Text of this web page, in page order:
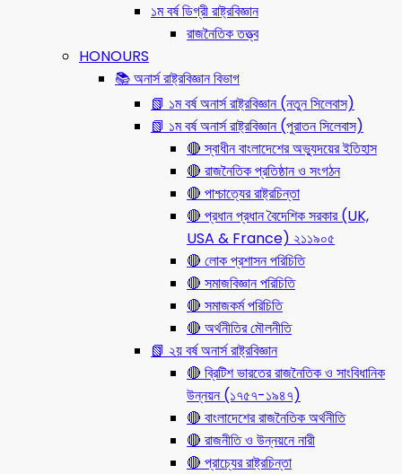
১ম বর্ষ ডিগ্রী রাষ্ট্রবিজ্ঞান
রাজনৈতিক তত্ত্ব
HONOURS
📚 অনার্স রাষ্ট্রবিজ্ঞান বিভাগ
📗 ১ম বর্ষ অনার্স রাষ্ট্রবিজ্ঞান (নতুন সিলেবাস)
📗 ১ম বর্ষ অনার্স রাষ্ট্রবিজ্ঞান (পুরাতন সিলেবাস)
🔴 স্বাধীন বাংলাদেশের অভ্যুদয়ের ইতিহাস
🔴 রাজনৈতিক প্রতিষ্ঠান ও সংগঠন
🔴 পাশ্চাত্যের রাষ্ট্রচিন্তা
🔴 প্রধান প্রধান বৈদেশিক সরকার (UK,
USA & France) ২১১৯০৫
🔴 লোক প্রশাসন পরিচিতি
🔴 সমাজবিজ্ঞান পরিচিতি
🔴 সমাজকর্ম পরিচিতি
🔴 অর্থনীতির মৌলনীতি
📗 ২য় বর্ষ অনার্স রাষ্ট্রবিজ্ঞান
🔴 ব্রিটিশ ভারতের রাজনৈতিক ও সাংবিধানিক
উন্নয়ন (১৭৫৭-১৯৪৭)
🔴 বাংলাদেশের রাজনৈতিক অর্থনীতি
🔴 রাজনীতি ও উন্নয়নে নারী
🔴 প্রাচ্যের রাষ্ট্রচিন্তা